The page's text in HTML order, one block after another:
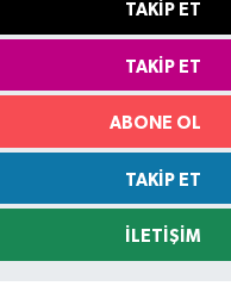
TAKIP ET
TAKIP ET
ABONE OL
TAKIP ET
İLETIŞIM